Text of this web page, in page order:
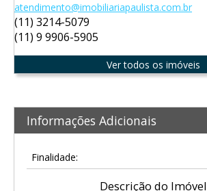
atendimento@imobiliariapaulista.com.br
(11) 3214-5079
(11) 9 9906-5905
Ver todos os imóveis
Informações Adicionais
Finalidade:
Descrição do Imóvel